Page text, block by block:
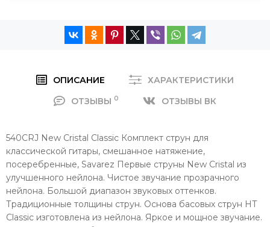
ОПИСАНИЕ
ХАРАКТЕРИСТИКИ
ОТЗЫВЫ 0 ОТЗЫВЫ ВК
540CRJ New Cristal Classic Комплект струн для
классической гитары, смешанное натяжение,
посеребренные, Savarez Первые струны New Cristal из
улучшенного нейлона. Чистое звучание прозрачного
нейлона. Большой диапазон звуковых оттенков.
Традиционные толщины струн. Основа басовых струн HT
Classic изготовлена из нейлона. Яркое и мощное звучание.